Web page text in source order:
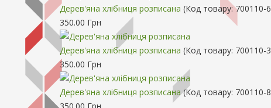
Дерев'яна хлібниця розписана (Код товару:700110-6
350.00 Грн
Дерев'яна хлібниця розписана (Код товару: 700110-3
350.00 Грн
Дерев'яна хлібниця розписана (Код товару: 700110-8